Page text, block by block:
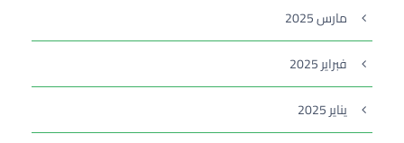
مارس 2025
فبراير 2025
يناير 2025